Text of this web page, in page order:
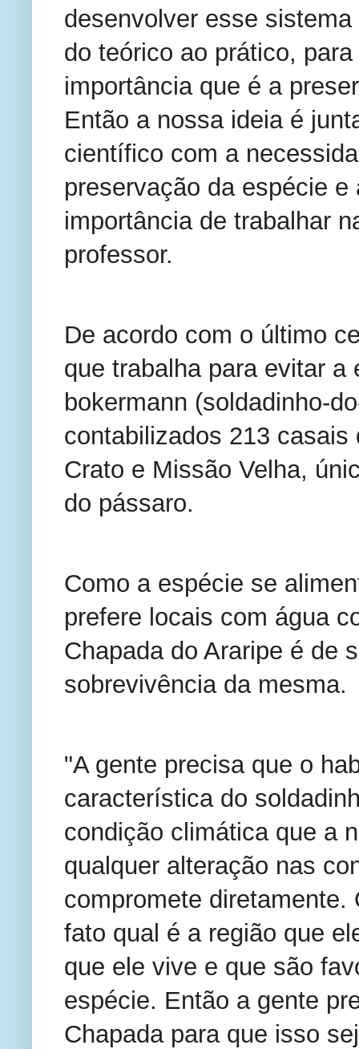
desenvolver esse
do teórico ao prático,
importância que é a
Então a nossa ideia é
científico com a
preservação da espécie
importância de trabalhar
professor.
De acordo com o último
que trabalha para evitar a
bokermann (soldadinho-
contabilizados 213
Crato e Missão Velha,
do pássaro.
Como a espécie se
prefere locais com água
Chapada do Araripe é de
sobrevivência da mesma.
"A gente precisa que o
característica do
condição climática que a
qualquer alteração nas
compromete
fato qual é a região que
que ele vive e que são
espécie. Então a gente
Chapada para que isso